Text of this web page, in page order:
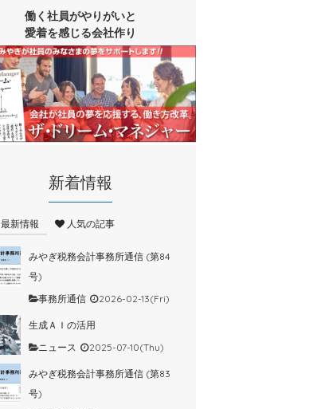
働く社員がやりがいと
愛着を感じる会社作り
新着情報
最新情報 人気の記事
みやぎ税務会計事務所通信 (第84
号)
事務所通信
2026-02-13(Fri)
生成ＡＩの活用
ニュース
2025-07-10(Thu)
みやぎ税務会計事務所通信 (第83
号)